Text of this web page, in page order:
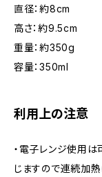
直径：約8cm
高さ：約9.5cm
重量：約350g
容量：350ml
利用上の注意
・電子レンジ使用
じますので連続加熱